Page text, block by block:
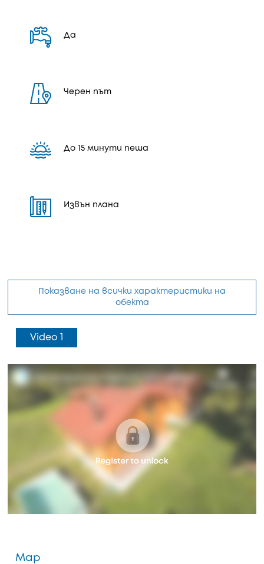
Да
Черен път
До 15 минути пеша
Извън плана
Показване на всички характеристики на
обекта
Video 1
Map